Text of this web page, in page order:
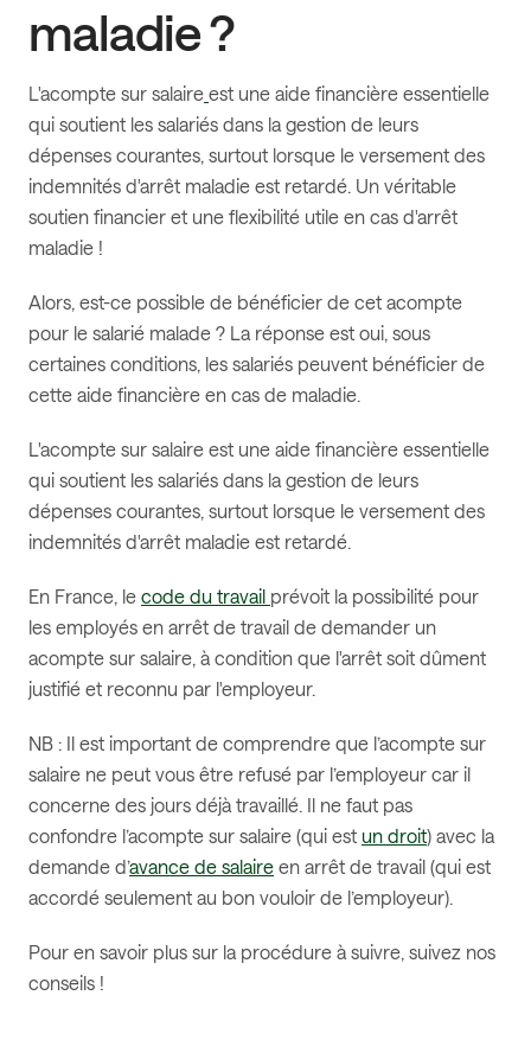
maladie ?
L'acompte sur salaire est une aide financière essentielle
qui soutient les salariés dans la gestion de leurs
dépenses courantes, surtout lorsque le versement des
indemnités d'arrêt maladie est retardé. Un véritable
soutien financier et une flexibilité utile en cas d'arrêt
maladie !
Alors, est-ce possible de bénéficier de cet acompte
pour le salarié malade ? La réponse est oui, sous
certaines conditions, les salariés peuvent bénéficier de
cette aide financière en cas de maladie.
L'acompte sur salaire est une aide financière essentielle
qui soutient les salariés dans la gestion de leurs
dépenses courantes, surtout lorsque le versement des
indemnités d'arrêt maladie est retardé.
En France, le code du travail prévoit la possibilité pour
les employés en arrêt de travail de demander un
acompte sur salaire, à condition que l'arrêt soit dûment
justifié et reconnu par l'employeur.
NB : Il est important de comprendre que l’acompte sur
salaire ne peut vous être refusé par l’employeur car il
concerne des jours déjà travaillé. Il ne faut pas
confondre l’acompte sur salaire (qui est un droit) avec la
demande d’avance de salaire en arrêt de travail (qui est
accordé seulement au bon vouloir de l’employeur).
Pour en savoir plus sur la procédure à suivre, suivez nos
conseils !